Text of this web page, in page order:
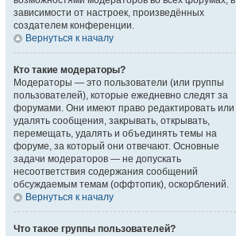
зависимости от настроек, произведённых
создателем конференции.
Вернуться к началу
Кто такие модераторы?
Модераторы — это пользователи (или группы
пользователей), которые ежедневно следят за
форумами. Они имеют право редактировать или
удалять сообщения, закрывать, открывать,
перемещать, удалять и объединять темы на
форуме, за который они отвечают. Основные
задачи модераторов — не допускать
несоответствия содержания сообщений
обсуждаемым темам (оффтопик), оскорблений.
Вернуться к началу
Что такое группы пользователей?